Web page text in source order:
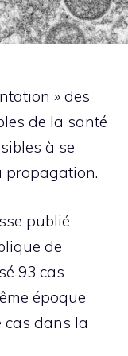
» des
de la santé
à se
propagation.
publié
de
93 cas
époque
cas dans la